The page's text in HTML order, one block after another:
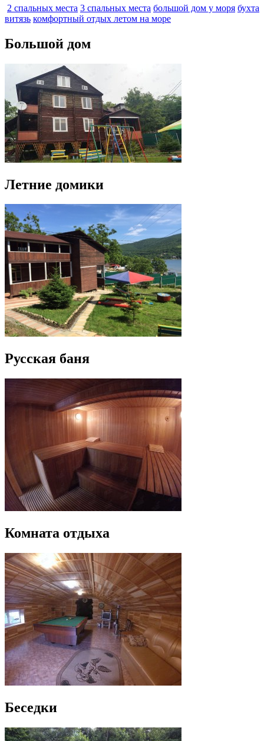
2 спальных места 3 спальных места большой дом у моря бухта
витязь комфортный отдых летом на море
Большой дом
Летние домики
Русская баня
Комната отдыха
Беседки